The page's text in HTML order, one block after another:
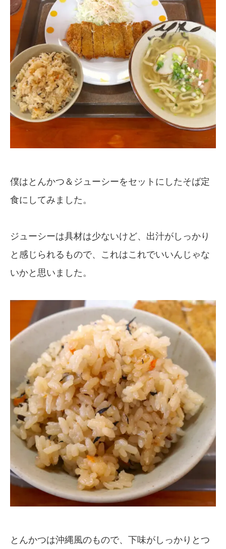
僕はとんかつ＆ジューシーをセットにしたそば定
食にしてみました。
ジューシーは具材は少ないけど、出汁がしっかり
と感じられるもので、これはこれでいいんじゃな
いかと思いました。
とんかつは沖縄風のもので、下味がしっかりとつ